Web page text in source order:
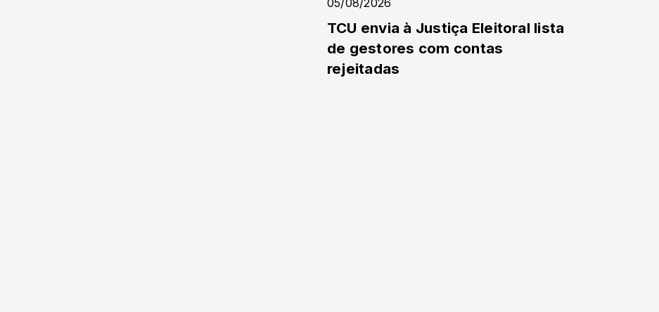
05/08/2026
TCU envia à Justiça Eleitoral lista
de gestores com contas
rejeitadas